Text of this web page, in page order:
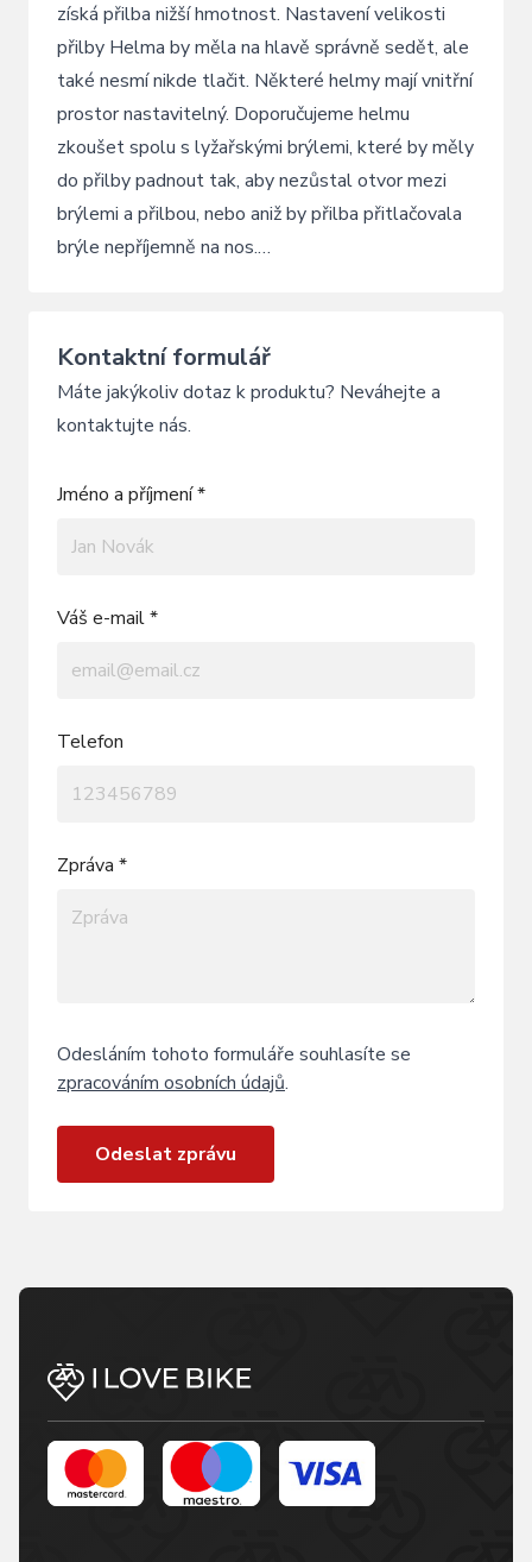
získá přilba nižší hmotnost. Nastavení velikosti
přilby Helma by měla na hlavě správně sedět, ale
také nesmí nikde tlačit. Některé helmy mají vnitřní
prostor nastavitelný. Doporučujeme helmu
zkoušet spolu s lyžařskými brýlemi, které by měly
do přilby padnout tak, aby nezůstal otvor mezi
brýlemi a přilbou, nebo aniž by přilba přitlačovala
brýle nepříjemně na nos.…
Kontaktní formulář
Máte jakýkoliv dotaz k produktu? Neváhejte a
kontaktujte nás.
Jméno a příjmení *
Váš e-mail *
Telefon
Zpráva *
Odesláním tohoto formuláře souhlasíte se
zpracováním osobních údajů.
Odeslat zprávu